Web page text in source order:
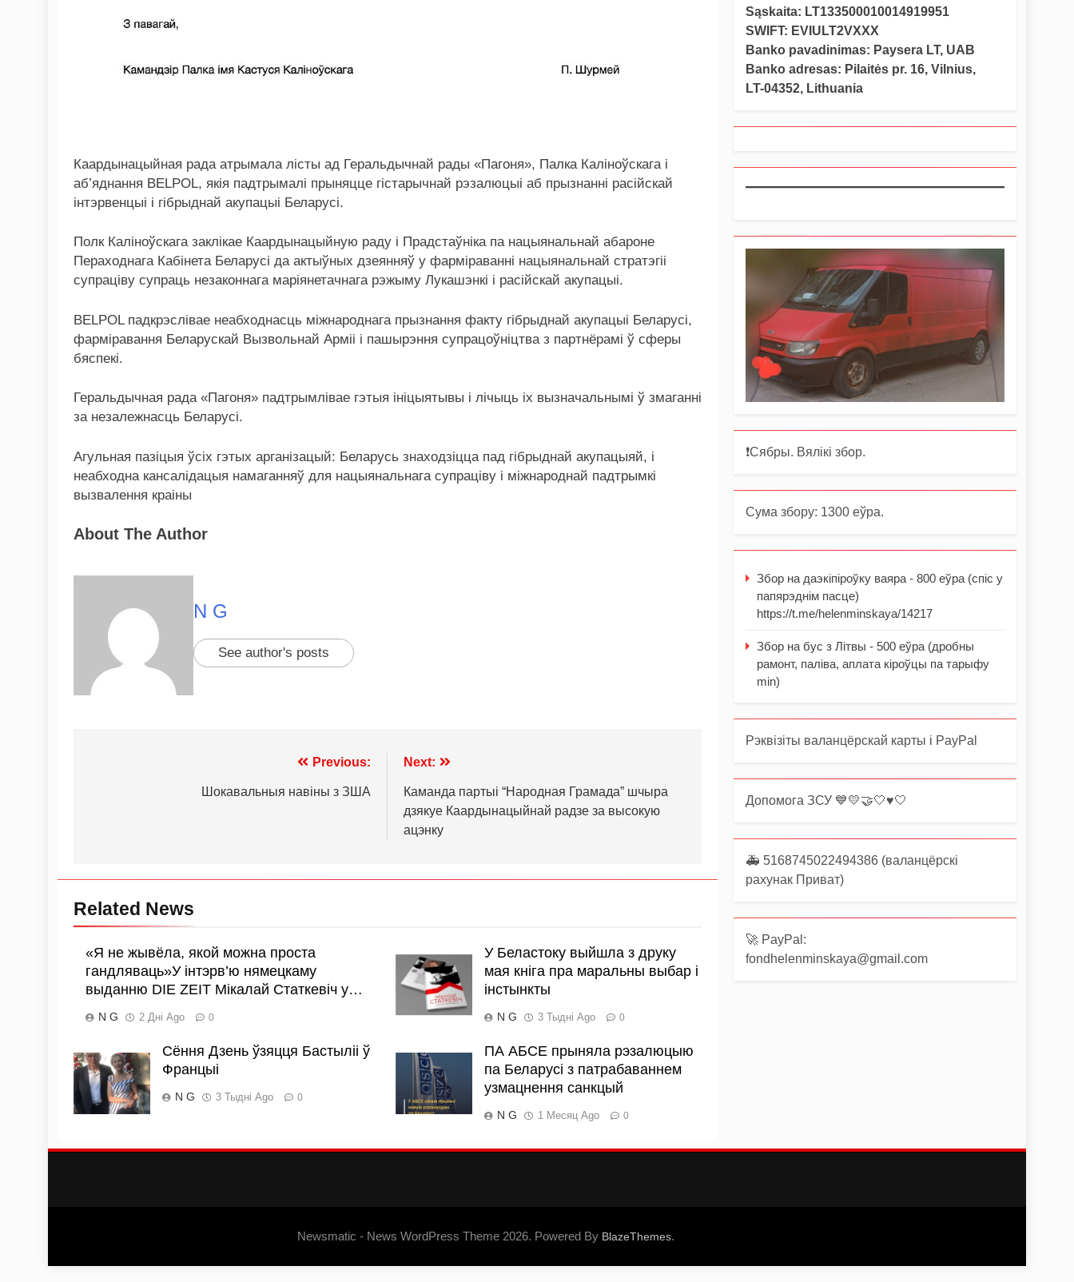
Каардынацыйная рада атрымала лісты ад Геральдычнай рады «Пагоня», Палка Каліноўскага і
аб’яднання BELPOL, якія падтрымалі прыняцце гістарычнай рэзалюцыі аб прызнанні расійскай
інтэрвенцыі і гібрыднай акупацыі Беларусі.
Полк Каліноўскага заклікае Каардынацыйную раду і Прадстаўніка па нацыянальнай абароне
Пераходнага Кабінета Беларусі да актыўных дзеянняў у фарміраванні нацыянальнай стратэгіі
супраціву супраць незаконнага маріянетачнага рэжыму Лукашэнкі і расійскай акупацыі.
BELPOL падкрэслівае неабходнасць міжнароднага прызнання факту гібрыднай акупацыі Беларусі,
фарміравання Беларускай Вызвольнай Арміі і пашырэння супрацоўніцтва з партнёрамі ў сферы
бяспекі.
Геральдычная рада «Пагоня» падтрымлівае гэтыя ініцыятывы і лічыць іх вызначальнымі ў змаганні
за незалежнасць Беларусі.
Агульная пазіцыя ўсіх гэтых арганізацый: Беларусь знаходзіцца пад гібрыднай акупацыяй, і
неабходна кансалідацыя намаганняў для нацыянальнага супраціву і міжнароднай падтрымкі
вызвалення краіны
About The Author
N G
See author's posts
Previous:
Шокавальныя навіны з ЗША
Next:
Каманда партыі “Народная Грамада” шчыра
дзякуе Каардынацыйнай радзе за высокую
ацэнку
Related News
«Я не жывёла, якой можна проста
гандляваць»У інтэрв’ю нямецкаму
выданню DIE ZEIT Мікалай Статкевіч у…
N G 2 Дні Ago 0
У Беластоку выйшла з друку
мая кніга пра маральны выбар і
інстынкты
N G 3 Тыдні Ago 0
Сёння Дзень ўзяцця Бастыліі ў
Францыі
N G 3 Тыдні Ago 0
ПА АБСЕ прыняла рэзалюцыю
па Беларусі з патрабаваннем
узмацнення санкцый
N G 1 Месяц Ago 0
Sąskaita: LT133500010014919951
SWIFT: EVIULT2VXXX
Banko pavadinimas: Paysera LT, UAB
Banko adresas: Pilaitės pr. 16, Vilnius,
LT-04352, Lithuania
❗️Сябры. Вялікі збор.
Сума збору: 1300 еўра.
Збор на даэкіпіроўку ваяра - 800 еўра (спіс у
папярэднім пасце)
https://t.me/helenminskaya/14217
Збор на бус з Літвы - 500 еўра (дробны
рамонт, паліва, аплата кіроўцы па тарыфу
min)
Рэквізіты валанцёрскай карты і PayPal
Допомога ЗСУ 💙💛🤝🤍♥️🤍
🚑 5168745022494386 (валанцёрскі
рахунак Приват)
🚀 PayPal:
fondhelenminskaya@gmail.com
Newsmatic - News WordPress Theme 2026. Powered By BlazeThemes.